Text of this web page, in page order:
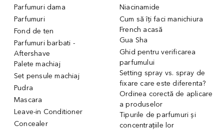
Parfumuri dama
Parfumuri
Fond de ten
Parfumuri barbati -
Aftershave
Palete machiaj
Set pensule machiaj
Pudra
Mascara
Leave-in Conditioner
Concealer
Niacinamide
Cum să îți faci manichiura
French acasă
Gua Sha
Ghid pentru verificarea
parfumului
Setting spray vs. spray de
fixare care este diferenta?
Ordinea corectă de aplicare
a produselor
Tipurile de parfumuri și
concentrațiile lor